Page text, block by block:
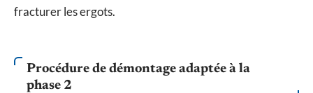
fracturer les ergots.
Procédure de démontage adaptée à la
phase 2